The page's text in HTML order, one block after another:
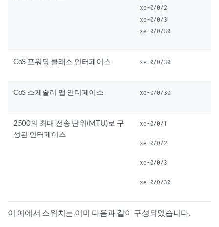
xe-0/0/2
xe-0/0/3
xe-0/0/30
CoS 포워딩 클래스 인터페이스 xe-0/0/30
CoS 스케줄러 맵 인터페이스 xe-0/0/30
2500의 최대 전송 단위(MTU)로 구
성된 인터페이스
xe-0/0/1
xe-0/0/2
xe-0/0/3
xe-0/0/30
이 예에서 스위치는 이미 다음과 같이 구성되었습니다.